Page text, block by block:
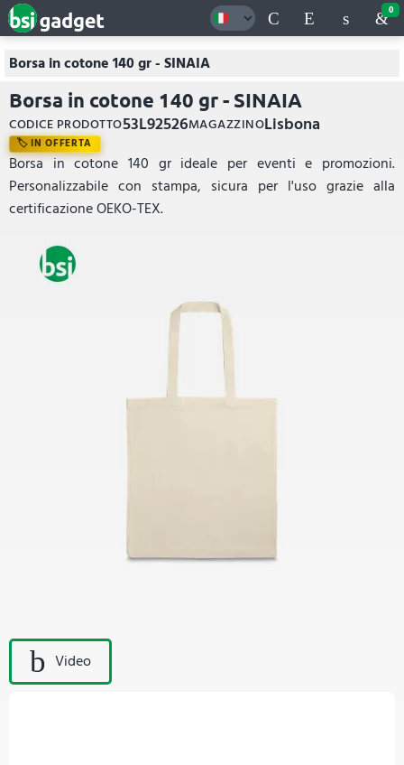
0
Borsa in cotone 140 gr - SINAIA
Borsa in cotone 140 gr - SINAIA
CODICE PRODOTTO53L92526MAGAZZINOLisbona
IN OFFERTA
Borsa in cotone 140 gr ideale per eventi e promozioni.
Personalizzabile con stampa, sicura per l'uso grazie alla
certificazione OEKO-TEX.
Video